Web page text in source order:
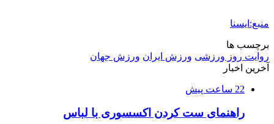
منبع:ایسنا
برچسب ها
روایت روز ورزشی ورزش ایران ورزش جهان
آخرین اخبار
22 ساعت پیش
راهنمای ست کردن اکسسوری با لباس